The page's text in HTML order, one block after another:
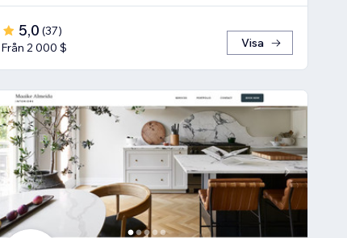
5,0 (37)
Från 2 000 $
Visa